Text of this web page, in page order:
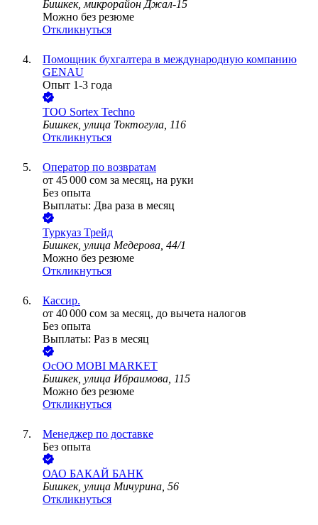
Бишкек, микрорайон Джал-15
Можно без резюме
Откликнуться
Помощник бухгалтера в международную компанию
GENAU
Опыт 1-3 года
ТОО Sortex Techno
Бишкек, улица Токтогула, 116
Откликнуться
Оператор по возвратам
от 45 000 сом за месяц, на руки
Без опыта
Выплаты: Два раза в месяц
Туркуаз Трейд
Бишкек, улица Медерова, 44/1
Можно без резюме
Откликнуться
Кассир.
от 40 000 сом за месяц, до вычета налогов
Без опыта
Выплаты: Раз в месяц
ОсОО MOBI MARKET
Бишкек, улица Ибраимова, 115
Можно без резюме
Откликнуться
Менеджер по доставке
Без опыта
ОАО БАКАЙ БАНК
Бишкек, улица Мичурина, 56
Откликнуться